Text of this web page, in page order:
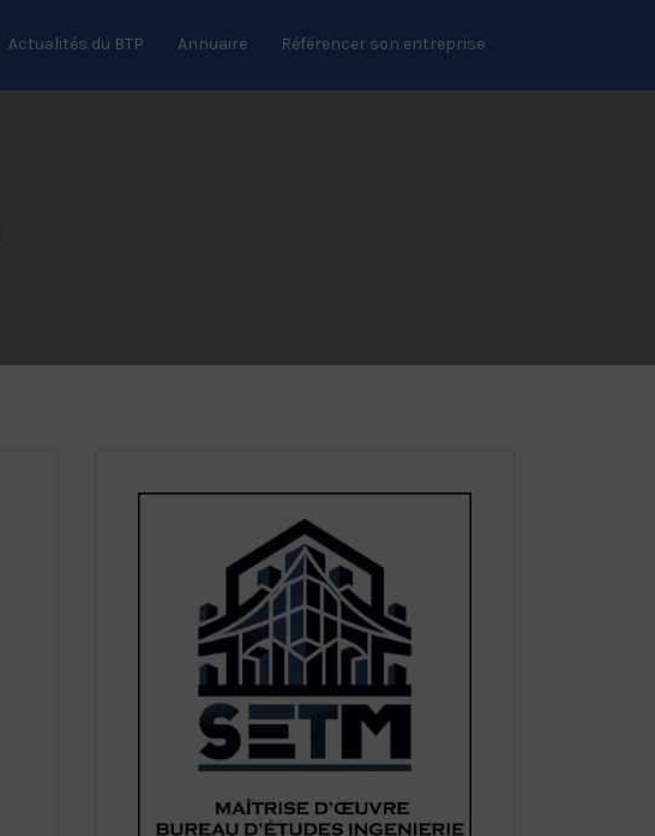
Actualités du BTP Annuaire Référencer son entreprise